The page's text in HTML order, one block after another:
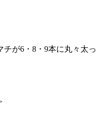
が6・8・9本に丸々太